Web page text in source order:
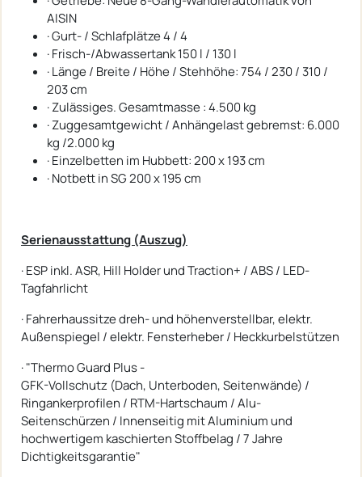
AISIN
· Gurt- / Schlafplätze 4 / 4
· Frisch-/Abwassertank 150 l / 130 l
· Länge / Breite / Höhe / Stehhöhe: 754 / 230 / 310 /
203 cm
· Zulässiges. Gesamtmasse : 4.500 kg
· Zuggesamtgewicht / Anhängelast gebremst: 6.000
kg /2.000 kg
· Einzelbetten im Hubbett: 200 x 193 cm
· Notbett in SG 200 x 195 cm
Serienausstattung (Auszug)
· ESP inkl. ASR, Hill Holder und Traction+ / ABS / LED-
Tagfahrlicht
· Fahrerhaussitze dreh- und höhenverstellbar, elektr.
Außenspiegel / elektr. Fensterheber / Heckkurbelstützen
· "Thermo Guard Plus -
GFK-Vollschutz (Dach, Unterboden, Seitenwände) /
Ringankerprofilen / RTM-Hartschaum / Alu-
Seitenschürzen / Innenseitig mit Aluminium und
hochwertigem kaschierten Stoffbelag / 7 Jahre
Dichtigkeitsgarantie"